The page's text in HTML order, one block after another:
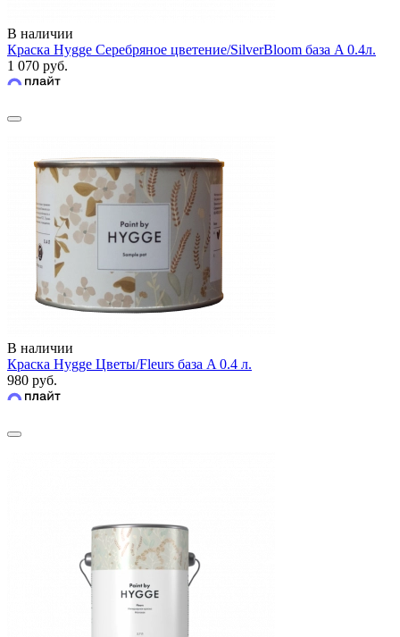
В наличии
Краска Hygge Серебряное цветение/SilverBloom база A 0.4л.
1 070 руб.
В наличии
Краска Hygge Цветы/Fleurs база A 0.4 л.
980 руб.